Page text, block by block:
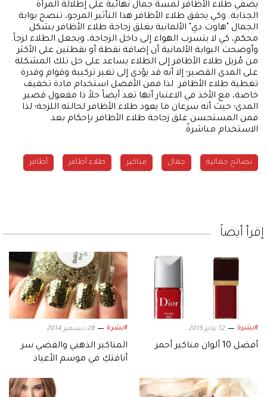
يضفي طلاء الأظافر لمسة جمال نهائية على إطلالة المرأة
الجذابة. وكي يحقق طلاء الأظافر هذا التأثير المرجو، تنصح بوابة
الجمال "هاوت.دي" الألمانية بغلق زجاجة طلاء الأظافر بشكل
محكم، كي لا يتسرب الهواء إلى داخل الزجاجة، ويجعل الطلاء لزجاً.
وأوضحت البوابة الألمانية أن إضافة نقطة أو نقطتين على الأكثر
من مُزيل طلاء الأظافر إلى الطلاء يساعد على حل تلك المشكلة
على المدى القصير؛ إلا أنه قد يؤدي إلى تغير تركيبة وقوام وقدرة
تغطية طلاء الأظافر. لذا فمن الأفضل استخدام مادة تخفيف
خاصة، مع الأخذ في الاعتبار أنها تعد أيضاً حلاً ذا مفعول قصير
المدى؛ حيث أنه سرعان ما يعود طلاء الأظافر لحالته اللزجة؛ لذا
فمن المستحسن غلق زجاجة طلاء الأظافر بإحكام بعد
الاستخدام مباشرةً.
نصائح جمالية جمال مناكير طلاء أظافر أظافر
إقرأ أيضاً
#بشرة 12 يناير 2015
أفضل 10 ألوان مناكير أحمر
#بشرة 28 ديسمبر 2014
المناكير الذهبي والفضي سر
أناقتكِ في موسم الأعياد